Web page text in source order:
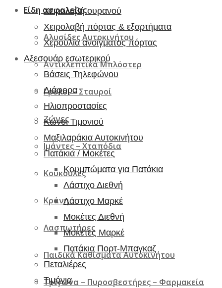
Είδη ασφαλείας
Αλυσίδες Αυτοκινήτου
Αντικλεπτικά Μπλόστερ
Γρύλοι – Σταυροί
Ζώνες
Ιμάντες – Χταπόδια
Κουκούλες
Κράνη
Λασπωτήρες
Παιδικά Καθίσματα Αυτοκινήτου
Τρίγωνα – Πυροσβεστήρες – Φαρμακεία
Χειρολαβή ουρανού
Χειρολαβή πόρτας & εξαρτήματα
Χερούλια ανοίγματος πόρτας
Αξεσουάρ εσωτερικού
Βάσεις Τηλεφώνου
Διάφορα
Ηλιοπροστασίες
Κώνοι Τιμονιού
Μαξιλαράκια Αυτοκινήτου
Πατάκια / Μοκέτες
Κουμπώματα για Πατάκια
Λάστιχο Διεθνή
Λάστιχο Μαρκέ
Μοκέτες Διεθνή
Μοκέτες Μαρκέ
Πατάκια Πορτ-Μπαγκαζ
Πεταλιέρες
Τιμόνια